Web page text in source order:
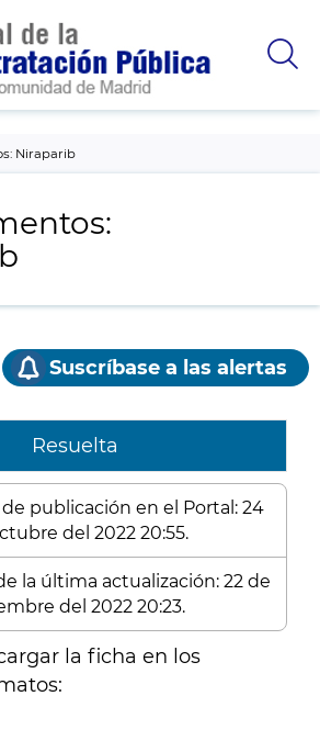
Niraparib
Suscríbase a las alertas
Resuelta
publicación en el Portal: 24
del 2022 20:55.
la última actualización: 22 de
del 2022 20:23.
la ficha en los